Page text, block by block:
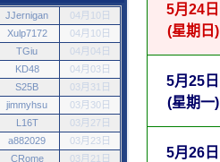
JJernigan
04月10日
Xulp7172
04月10日
TGiu
04月04日
KD48
04月03日
S25B
03月31日
jimmyhsu
03月30日
L16T
03月27日
a882029
03月23日
CRome
03月21日
5月24日
(星期日)
5月25日
(星期一)
5月26日